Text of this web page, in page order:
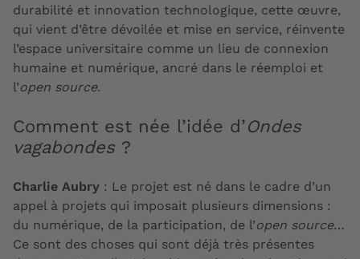
durabilité et innovation technologique, cette œuvre,
qui vient d’être dévoilée et mise en service, réinvente
l’espace universitaire comme un lieu de connexion
humaine et numérique, ancré dans le réemploi et
l’open source.
Comment est née l’idée d’Ondes
vagabondes ?
Charlie Aubry : Le projet est né dans le cadre d’un
appel à projets qui imposait plusieurs dimensions :
du numérique, de la participation, de l’open source…
Ce sont des choses qui sont déjà très présentes